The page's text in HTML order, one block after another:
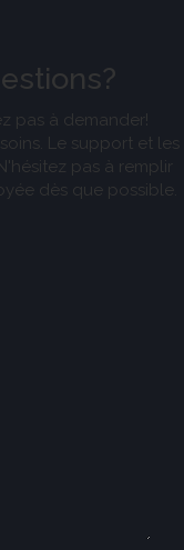
pas à demander!
Le support et les
pas à remplir
dès que possible.